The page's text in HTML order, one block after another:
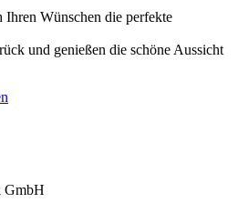
Wünschen die perfekte
und genießen die schöne Aussicht
GmbH